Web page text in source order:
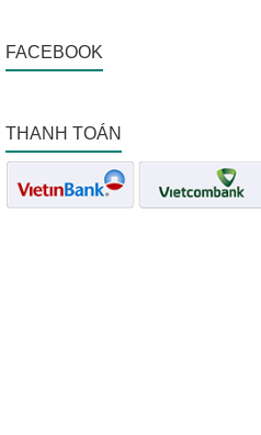
FACEBOOK
THANH TOÁN